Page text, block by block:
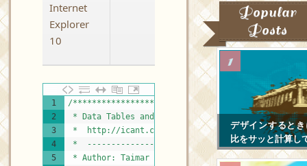
Internet
Explorer
10
CSS1
2
3
4
5
/
* Data Tables and Cascading Style Sheets Gallery
*  http://icant.co.uk/csstablegallery/index.php
*  --------------------------------------------
* Author: Taimar Teetlok > http://taimar.pri.ee/
Popular
Posts
デザインすると
比をサッと計算し